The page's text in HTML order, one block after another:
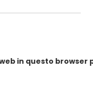
in questo